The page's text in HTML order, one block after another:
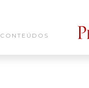
CONTEÚDOS